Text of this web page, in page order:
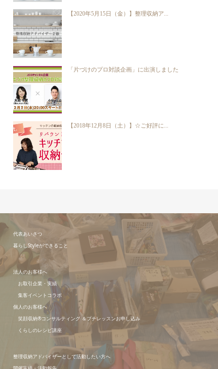
【2020年5月15日（金）】整理収納ア...
「片づけのプロ対談企画」に出演しました
【2018年12月8日（土）】☆ご好評に...
代表あいさつ
暮らしStyleができること
法人のお客様へ
お取引企業・実績
集客イベントコラボ
個人のお客様へ
笑顔収納®コンサルティング ＆プチレッスンお申し込み
くらしのレシピ講座
整理収納アドバイザーとして活動したい方へ